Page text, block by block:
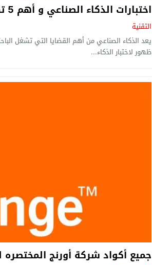
اختبارات الذكاء الصناعي و أهم 5 تطبيقات له
التقنية
يعد الذكاء الصناعي من أهم القضايا التي تشغل
ظهور لاختبار الذكاء...
جميع أكواد شركة أورنج